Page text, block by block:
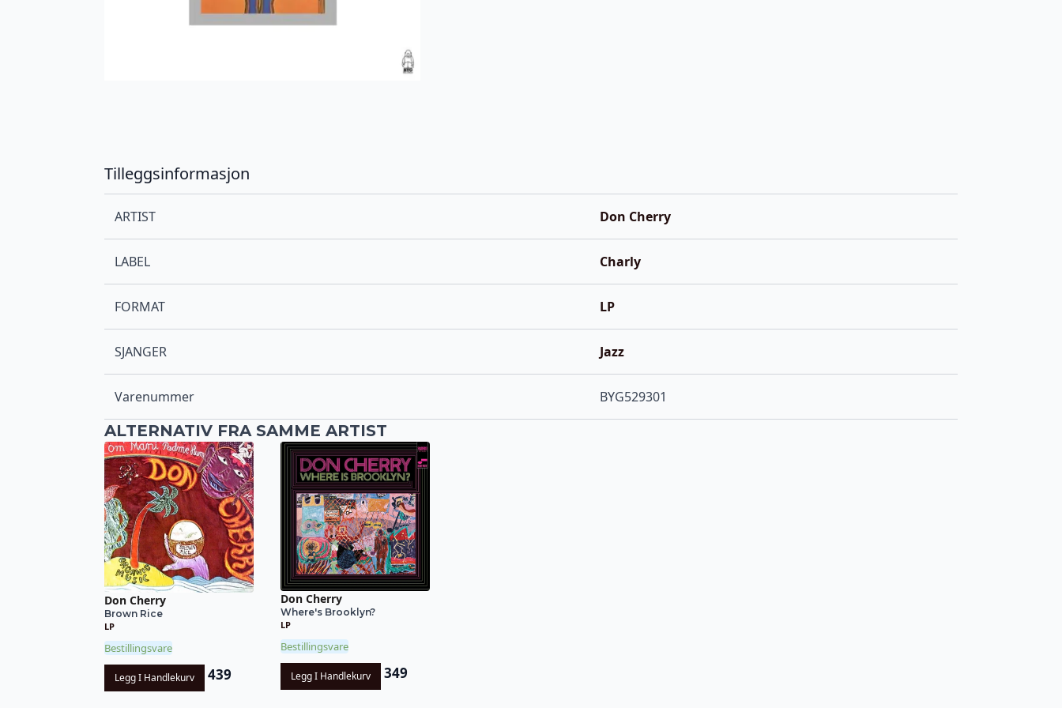
Tilleggsinformasjon
ARTIST Don Cherry
LABEL Charly
FORMAT LP
SJANGER Jazz
Varenummer BYG529301
ALTERNATIV FRA SAMME ARTIST
Don Cherry
Brown Rice
LP
Bestillingsvare
Legg I Handlekurv 439
Don Cherry
Where's Brooklyn?
LP
Bestillingsvare
Legg I Handlekurv 349